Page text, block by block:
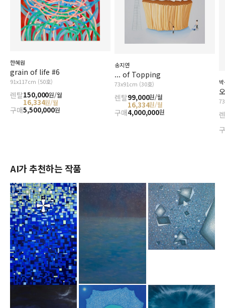
한혜원
grain of life #6
91x117cm (50호)
렌탈150,000원/월
16,334원/월
구매5,500,000원
송지연
... of Topping
73x91cm (30호)
렌탈99,000원/월
16,334원/월
구매4,000,000원
AI가 추천하는 작품